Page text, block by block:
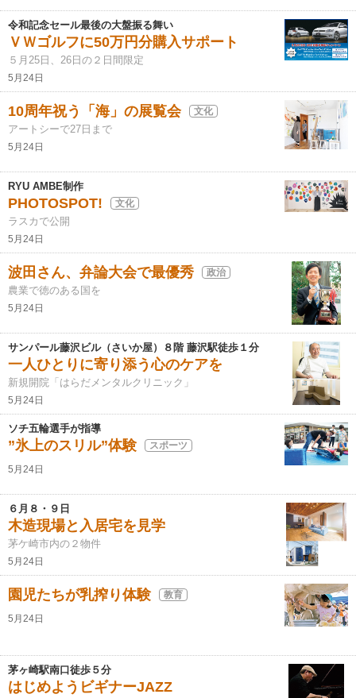
令和記念セール最後の大盤振る舞い
ＶＷゴルフに50万円分購入サポート
５月25日、26日の２日間限定
5月24日
10周年祝う「海」の展覧会 文化
アートシーで27日まで
5月24日
RYU AMBE制作
PHOTOSPOT! 文化
ラスカで公開
5月24日
波田さん、弁論大会で最優秀 政治
農業で徳のある国を
5月24日
サンパール藤沢ビル（さいか屋）８階 藤沢駅徒歩１分
一人ひとりに寄り添う心のケアを
新規開院「はらだメンタルクリニック」
5月24日
ソチ五輪選手が指導
”氷上のスリル”体験 スポーツ
5月24日
６月８・９日
木造現場と入居宅を見学
茅ケ崎市内の２物件
5月24日
園児たちが乳搾り体験 教育
5月24日
茅ヶ崎駅南口徒歩５分
はじめようビギナーJAZZ